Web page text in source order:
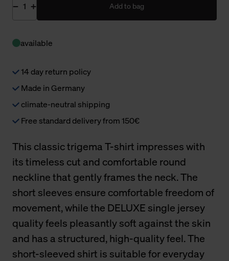
Add to bag
available
14 day return policy
Made in Germany
climate-neutral shipping
Free standard delivery from 150€
This classic trigema T-shirt impresses with
its timeless cut and comfortable round
neckline that gently frames the neck. The
short sleeves ensure comfortable freedom of
movement, while the DELUXE single jersey
quality feels pleasantly soft against the skin
and has a structured, high-quality feel. The
short-sleeved shirt is suitable for everyday